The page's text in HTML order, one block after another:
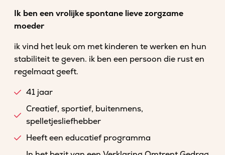
Ik ben een vrolijke spontane lieve zorgzame
moeder
ik vind het leuk om met kinderen te werken en hun
stabiliteit te geven. ik ben een persoon die rust en
regelmaat geeft.
41 jaar
Creatief, sportief, buitenmens,
spelletjesliefhebber
Heeft een educatief programma